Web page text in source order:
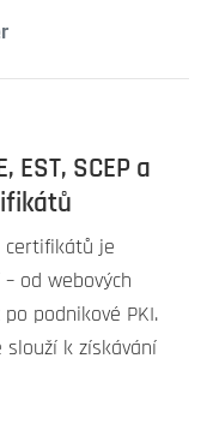
EST, SCEP a
certifikátů je
od webových
podnikové PKI.
k získávání